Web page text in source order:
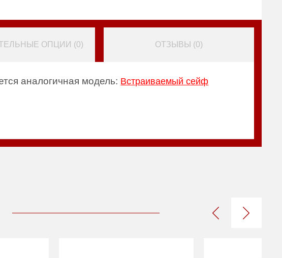
ОПЦИИ (0) ОТЗЫВЫ (0)
аналогичная модель: Встраиваемый сейф